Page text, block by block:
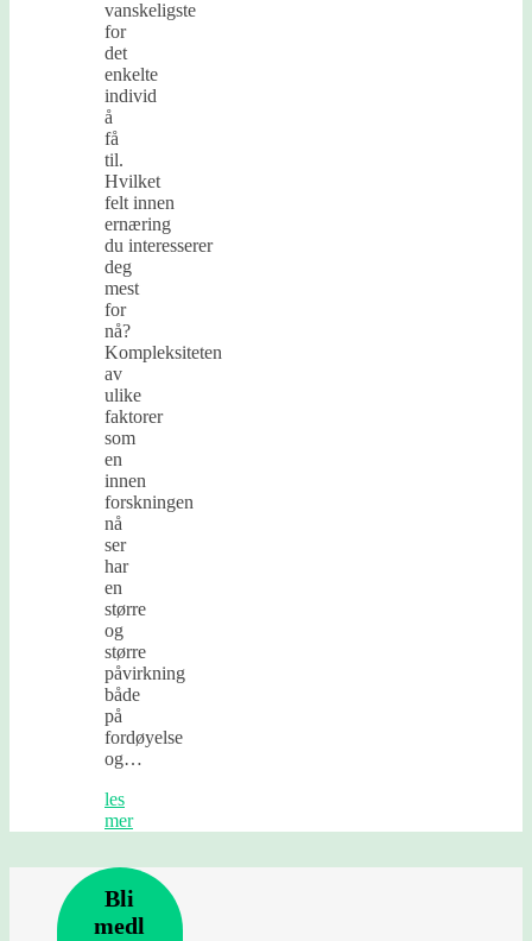
vanskeligste
for
det
enkelte
individ
å
få
til.
Hvilket
felt innen
ernæring
du interesserer
deg
mest
for
nå?
Kompleksiteten
av
ulike
faktorer
som
en
innen
forskningen
nå
ser
har
en
større
og
større
påvirkning
både
på
fordøyelse
og…
les
mer
Bli
medl